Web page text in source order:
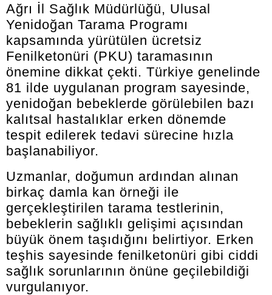
Ağrı İl Sağlık Müdürlüğü, Ulusal
Yenidoğan Tarama Programı
kapsamında yürütülen ücretsiz
Fenilketonüri (PKU) taramasının
önemine dikkat çekti. Türkiye genelinde
81 ilde uygulanan program sayesinde,
yenidoğan bebeklerde görülebilen bazı
kalıtsal hastalıklar erken dönemde
tespit edilerek tedavi sürecine hızla
başlanabiliyor.
Uzmanlar, doğumun ardından alınan
birkaç damla kan örneği ile
gerçekleştirilen tarama testlerinin,
bebeklerin sağlıklı gelişimi açısından
büyük önem taşıdığını belirtiyor. Erken
teşhis sayesinde fenilketonüri gibi ciddi
sağlık sorunlarının önüne geçilebildiği
vurgulanıyor.